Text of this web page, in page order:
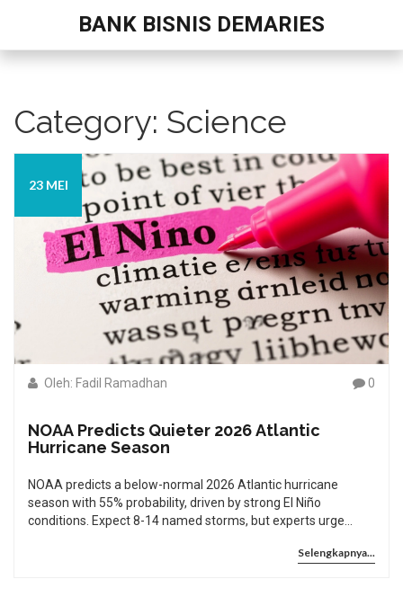
BANK BISNIS DEMARIES
Category: Science
23 MEI
Oleh: Fadil Ramadhan 0
NOAA Predicts Quieter 2026 Atlantic
Hurricane Season
NOAA predicts a below-normal 2026 Atlantic hurricane
season with 55% probability, driven by strong El Niño
conditions. Expect 8-14 named storms, but experts urge
Selengkapnya...